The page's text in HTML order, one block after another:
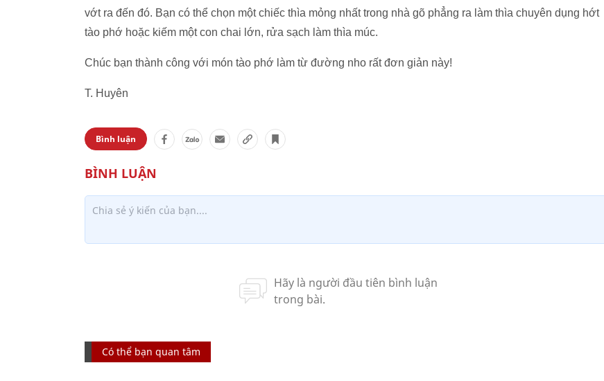
vớt ra đến đó. Bạn có thể chọn một chiếc thìa mỏng nhất trong nhà gõ phẳng ra làm thìa chuyên dụng hớt
tào phớ hoặc kiếm một con chai lớn, rửa sạch làm thìa múc.
Chúc bạn thành công với món tào phớ làm từ đường nho rất đơn giản này!
T. Huyên
Bình luận
Có thể bạn quan tâm